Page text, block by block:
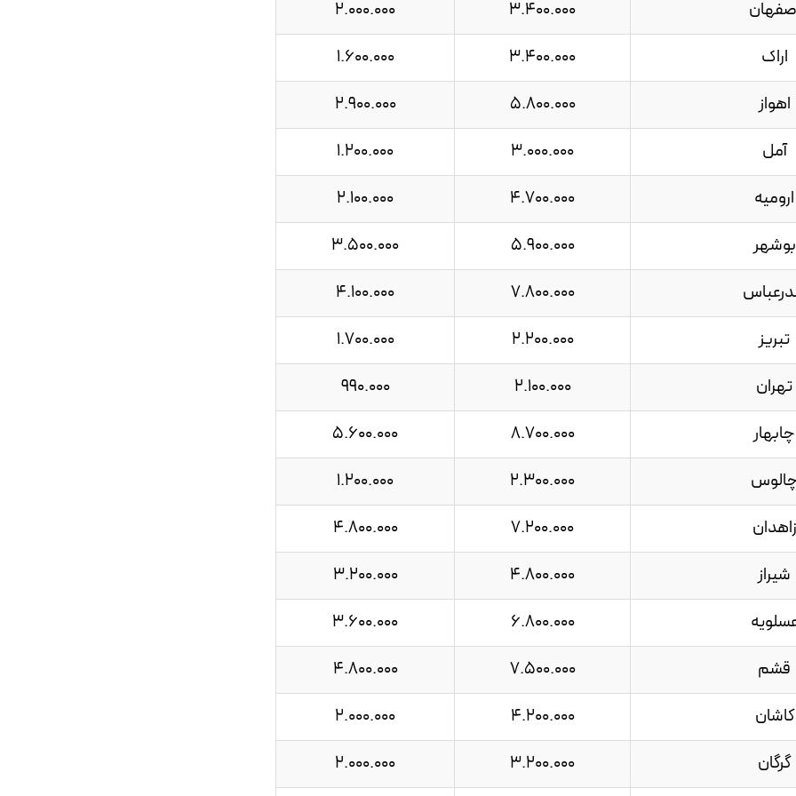
3.400.000
2.000.000
اراک
3.400.000
1.600.000
اهواز
5.800.000
2.900.000
آمل
3.000.000
1.200.000
ارومیه
4.700.000
2.100.000
بوشهر
5.900.000
3.500.000
7.800.000
4.100.000
تبریز
2.200.000
1.700.000
تهران
2.100.000
990.000
چابهار
8.700.000
5.600.000
2.300.000
1.200.000
زاهدان
7.200.000
4.800.000
شیراز
4.800.000
3.200.000
6.800.000
3.600.000
قشم
7.500.000
4.800.000
کاشان
4.200.000
2.000.000
گرگان
3.200.000
2.000.000